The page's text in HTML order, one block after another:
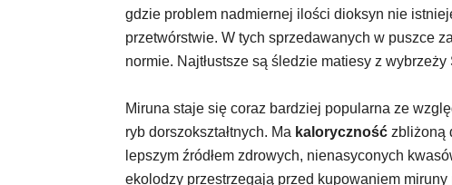
gdzie problem nadmiernej ilości dioksyn nie
przetwórstwie. W tych sprzedawanych w puszce
normie. Najtłustsze są śledzie matiesy z
Miruna staje się coraz bardziej popularna ze
ryb dorszokształtnych. Ma kaloryczność zbliżoną
lepszym źródłem zdrowych, nienasyconych
ekolodzy przestrzegają przed kupowaniem